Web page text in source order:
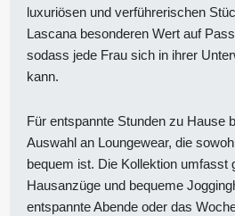
luxuriösen und verführerischen
Lascana besonderen Wert auf
sodass jede Frau sich in ihrer
kann.
Für entspannte Stunden zu Hause
Auswahl an Loungewear, die
bequem ist. Die Kollektion umfasst
Hausanzüge und bequeme
entspannte Abende oder das